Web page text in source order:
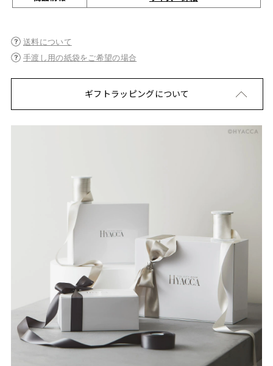
送料について
手渡し用の紙袋をご希望の場合
ギフトラッピングについて